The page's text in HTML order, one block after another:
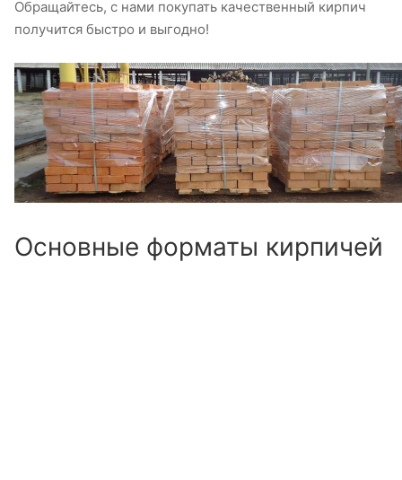
Обращайтесь, с нами покупать качественный кирпич
получится быстро и выгодно!
Основные форматы кирпичей